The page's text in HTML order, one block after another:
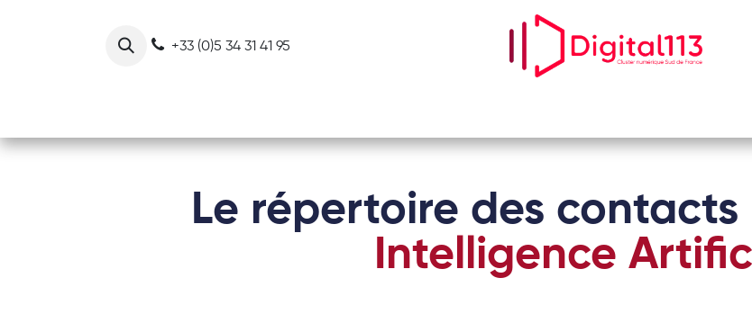
+33 (0)5 34 31 41 95
Le répertoire des contacts
Intelligence